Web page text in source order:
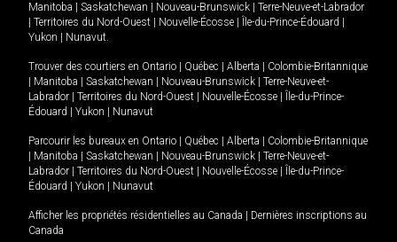
Manitoba
Saskatchewan Nouveau-Brunswick
Terre-Neuve-et-Labrador
Territoires du Nord-Ouest Nouvelle-Écosse Île-du-Prince-Édouard
Yukon
Nunavut.
Trouver des courtiers en Ontario Québec Alberta
Colombie-Britannique
Manitoba Saskatchewan Nouveau-Brunswick
Terre-Neuve-et-
Labrador
Territoires du Nord-Ouest Nouvelle-Écosse
Île-du-Prince-
Édouard
Yukon Nunavut
Parcourir les bureaux en Ontario Québec Alberta
Colombie-Britannique
Manitoba Saskatchewan Nouveau-Brunswick
Terre-Neuve-et-
Labrador
Territoires du Nord-Ouest Nouvelle-Écosse
Île-du-Prince-
Édouard
Yukon Nunavut
Afficher les propriétés résidentielles au Canada
Dernières inscriptions au
Canada